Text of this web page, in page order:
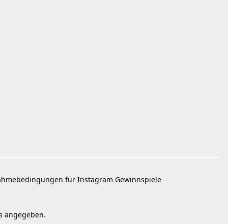
für Instagram Gewinnspiele
angegeben.